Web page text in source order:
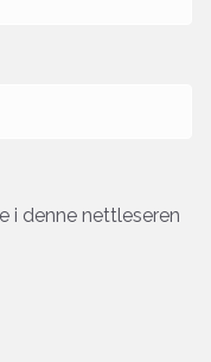
i denne nettleseren